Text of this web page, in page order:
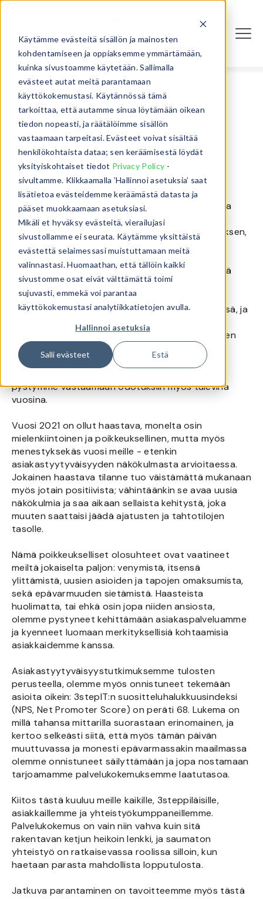
Käytämme evästeitä sisällön ja mainosten
kohdentamiseen ja oppiaksemme ymmärtämään,
kuinka sivustoamme käytetään. Sallimalla
evästeet autat meitä parantamaan
käyttökokemustasi. Käytännössä tämä
tarkoittaa, että autamme sinua löytämään oikean
tiedon nopeasti, ja räätälöimme sisällön
vastaamaan tarpeitasi. Evästeet voivat sisältää
henkilökohtaista dataa; sen keräämisestä löydät
yksityiskohtaiset tiedot Privacy Policy -
sivultamme. Klikkaamalla ’Hallinnoi asetuksia’ saat
lisätietoa evästeidemme keräämästä datasta ja
pääset muokkaamaan asetuksiasi.
Mikäli et hyväksy evästeitä, vierailujasi
sivustollamme ei seurata. Käytämme yksittäistä
evästettä selaimessasi muistuttamaan meitä
valinnastasi. Huomaathan, että tällöin kaikki
sivustomme osat eivät välttämättä toimi
sujuvasti, emmekä voi parantaa
käyttökokemustasi analytiikkatietojen avulla.
Hallinnoi asetuksia
Salli evästeet Estä
Kirjaudu
Tästä on hyvä jatkaa
- joulukuuta 17, 2021
Tärkeä asia, jonka kehitystä olen 3stepIT:ssä ilolla
seurannut, on asiakkaittemme antama palaute.
Teemme vuosittain asiakastyytyväisyystutkimuksen,
jotta voimme varmistaa, että kuulemme
asiakkaidemme tarpeet, ja voimme vastata
saamaamme palautteeseen edelleen kehittämällä
toimintaamme.
Asiakkaat ovat aina 3stepIT:n toiminnan keskiössä, ja
teemme jatkuvasti työtä tämän vuoropuhelun
edistämiseksi. Saamamme palaute on ensiarvoisen
tärkeää myös kehitystoiminnassamme, jonka
ykköstavoite on tehdä palvelustamme ja
pystymme vastaamaan odotuksiin myös tulevina
vuosina.
Vuosi 2021 on ollut haastava, monelta osin
mielenkiintoinen ja poikkeuksellinen, mutta myös
menestyksekäs vuosi meille - etenkin
asiakastyytyväisyyden näkökulmasta arvioitaessa.
Jokainen haastava tilanne tuo väistämättä mukanaan
myös jotain positiivista; vähintäänkin se avaa uusia
näkökulmia ja saa aikaan sellaista kehitystä, joka
muuten saattaisi jäädä ajatusten ja tahtotilojen
tasolle.
Nämä poikkeukselliset olosuhteet ovat vaatineet
meiltä jokaiselta paljon: venymistä, itsensä
ylittämistä, uusien asioiden ja tapojen omaksumista,
sekä epävarmuuden sietämistä. Haasteista
huolimatta, tai ehkä osin jopa niiden ansiosta,
olemme pystyneet kehittämään asiakaspalveluamme
ja kyenneet luomaan merkityksellisiä kohtaamisia
asiakkaidemme kanssa.
Asiakastyytyväisyystutkimuksemme tulosten
perusteella, olemme myös onnistuneet tekemään
asioita oikein: 3stepIT:n suositteluhalukkuusindeksi
(NPS, Net Promoter Score) on peräti 68. Lukema on
millä tahansa mittarilla suorastaan erinomainen, ja
kertoo selkeästi siitä, että myös tämän päivän
muuttuvassa ja monesti epävarmassakin maailmassa
olemme onnistuneet säilyttämään ja jopa nostamaan
tarjoamamme palvelukokemuksemme laatutasoa.
Kiitos tästä kuuluu meille kaikille, 3steppiläisille,
asiakkaillemme ja yhteistyökumppaneillemme.
Palvelukokemus on vain niin vahva kuin sitä
rakentavan ketjun heikoin lenkki, ja saumaton
yhteistyö on ratkaisevassa roolissa silloin, kun
haetaan parasta mahdollista lopputulosta.
Jatkuva parantaminen on tavoitteemme myös tästä